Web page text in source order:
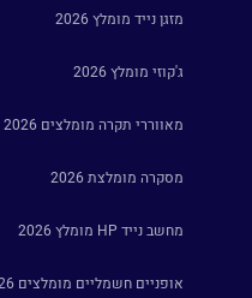
מזגן נייד מומלץ 2026
ג'קוזי מומלץ 2026
מאווררי תקרה מומלצים 2026
מסקרה מומלצת 2026
מחשב נייד HP מומלץ 2026
אופניים חשמליים מומלצים 2026